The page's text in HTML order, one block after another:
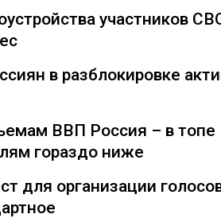
участников
в разблокировке
ВВП Россия – в топе
гораздо ниже
для организации